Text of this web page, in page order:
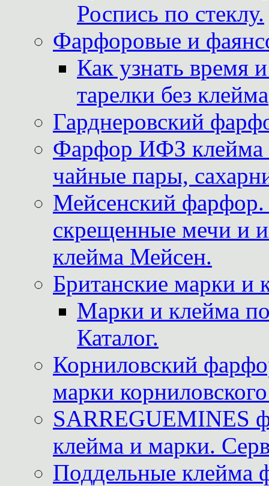
Роспись по стеклу.
Фарфоровые и
Как узнать время
тарелки без клейма
Гарднеровский
Фарфор ИФЗ клейма
чайные пары,
Мейсенский фарфор.
скрещенные мечи и
клейма Мейсен.
Британские марки и
Марки и клейма
Каталог.
Корниловский
марки
SARREGUEMINES
клейма и марки.
Поддельные клейма